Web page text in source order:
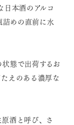
本酒のアルコ
詰めの直前に水
態で出荷するお
えのある濃厚な
酒と呼び、さ